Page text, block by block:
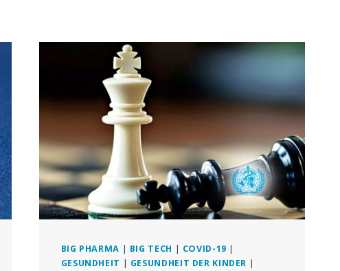
BIG PHARMA | BIG TECH | COVID-19 |
GESUNDHEIT | GESUNDHEIT DER KINDER |